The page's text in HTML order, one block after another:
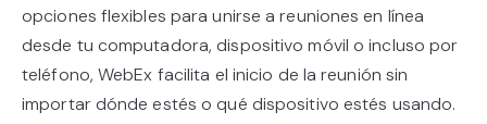
opciones flexibles para unirse a reuniones en línea
desde tu computadora, dispositivo móvil o incluso por
teléfono, WebEx facilita el inicio de la reunión sin
importar dónde estés o qué dispositivo estés usando.